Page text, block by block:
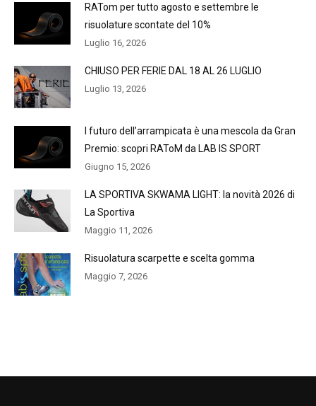
RATom per tutto agosto e settembre le
risuolature scontate del 10%
Luglio 16, 2026
CHIUSO PER FERIE DAL 18 AL 26 LUGLIO
Luglio 13, 2026
l futuro dell’arrampicata è una mescola da Gran
Premio: scopri RAToM da LAB IS SPORT
Giugno 15, 2026
LA SPORTIVA SKWAMA LIGHT: la novità 2026 di
La Sportiva
Maggio 11, 2026
Risuolatura scarpette e scelta gomma
Maggio 7, 2026